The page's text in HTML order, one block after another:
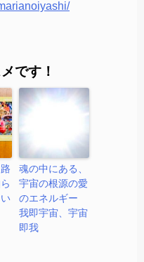
です！
魂の中にある、
宇宙の根源の愛
のエネルギー
我即宇宙、宇宙
即我